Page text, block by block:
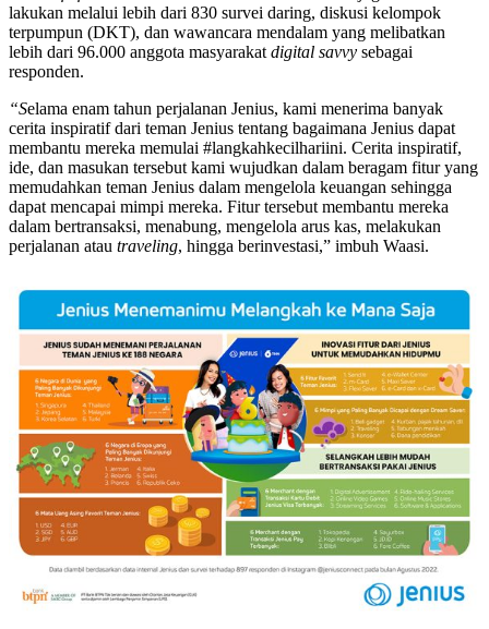
lakukan melalui lebih dari 830 survei daring, diskusi kelompok
terpumpun (DKT), dan wawancara mendalam yang melibatkan
lebih dari 96.000 anggota masyarakat digital savvy sebagai
responden.
“Selama enam tahun perjalanan Jenius, kami menerima banyak
cerita inspiratif dari teman Jenius tentang bagaimana Jenius dapat
membantu mereka memulai #langkahkecilhariini. Cerita inspiratif,
ide, dan masukan tersebut kami wujudkan dalam beragam fitur yang
memudahkan teman Jenius dalam mengelola keuangan sehingga
dapat mencapai mimpi mereka. Fitur tersebut membantu mereka
dalam bertransaksi, menabung, mengelola arus kas, melakukan
perjalanan atau traveling, hingga berinvestasi,” imbuh Waasi.